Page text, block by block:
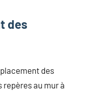
des
des
repères au mur à